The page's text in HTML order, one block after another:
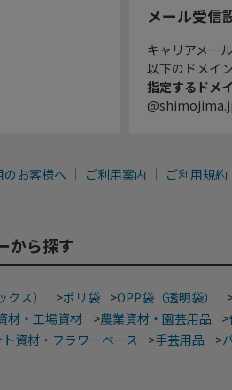
メール受信
キャリアメー
以下のドメイ
指定するドメ
のお客様へ ご利用案内 ご利用規約
から探す
ス） >ポリ袋 >OPP袋（透明袋）
材・工場資材 >農業資材・園芸用品 >
資材・フラワーベース >手芸用品 >